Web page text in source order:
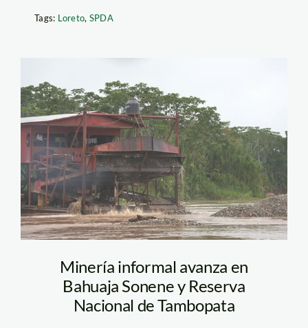
Tags: Loreto, SPDA
Minería informal avanza en
Bahuaja Sonene y Reserva
Nacional de Tambopata